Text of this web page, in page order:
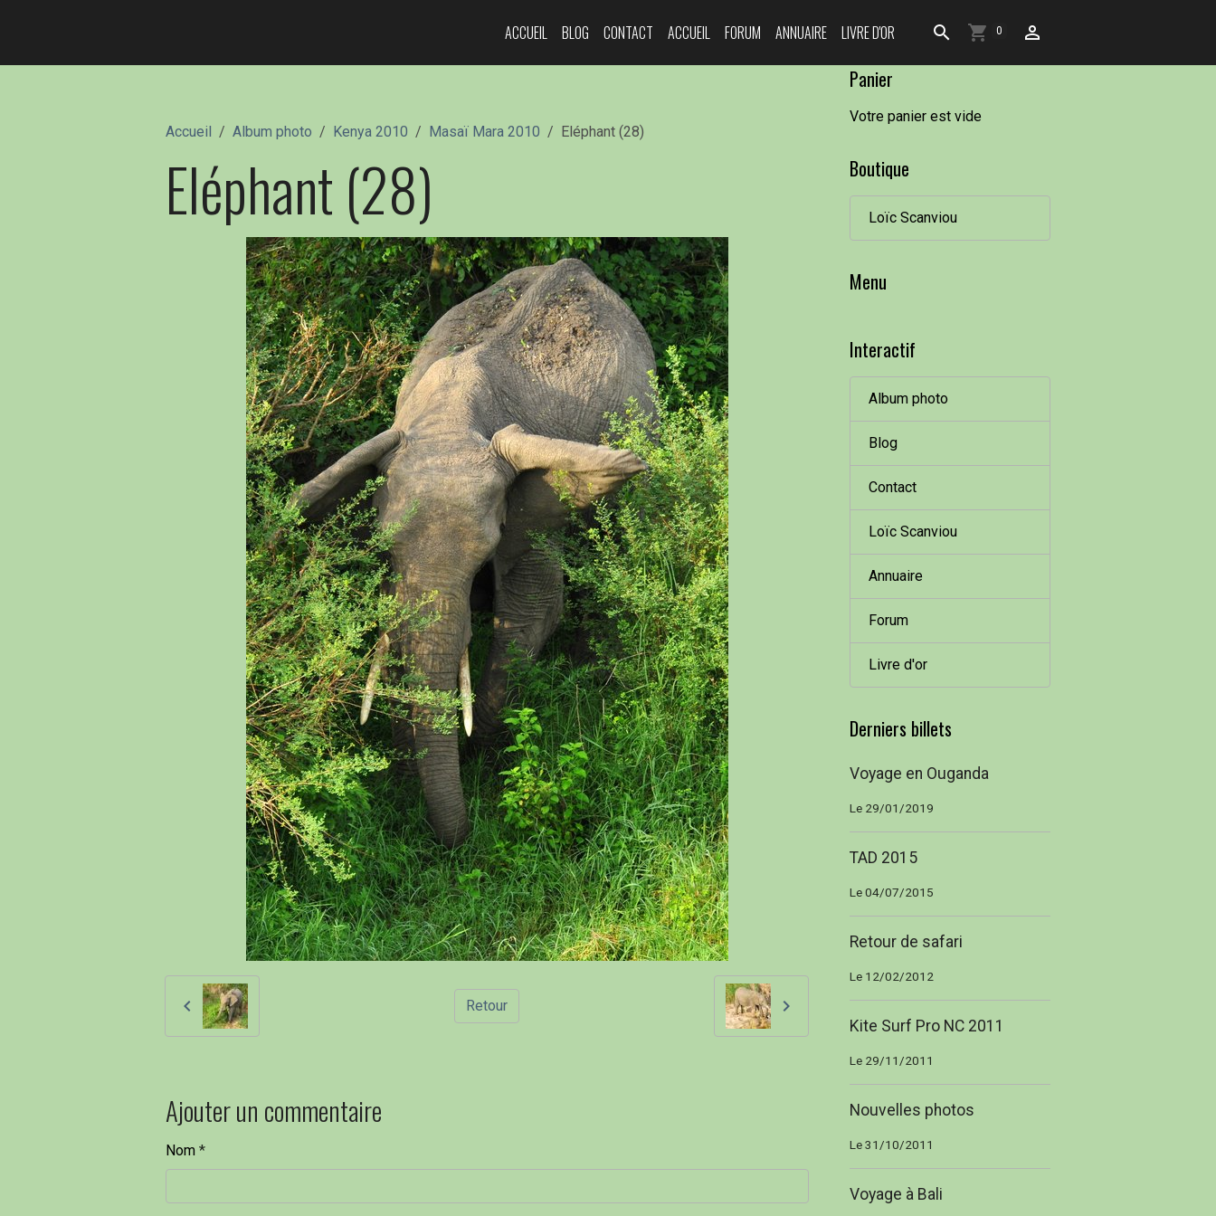
ACCUEIL BLOG CONTACT ACCUEIL FORUM ANNUAIRE LIVRE D'OR 0
Accueil Album photo Kenya 2010 Masaï Mara 2010 Eléphant (28)
Eléphant (28)
Retour
Ajouter un commentaire
Nom
Panier
Votre panier est vide
Boutique
Loïc Scanviou
Menu
Interactif
Album photo
Blog
Contact
Loïc Scanviou
Annuaire
Forum
Livre d'or
Derniers billets
Voyage en Ouganda
Le 29/01/2019
TAD 2015
Le 04/07/2015
Retour de safari
Le 12/02/2012
Kite Surf Pro NC 2011
Le 29/11/2011
Nouvelles photos
Le 31/10/2011
Voyage à Bali